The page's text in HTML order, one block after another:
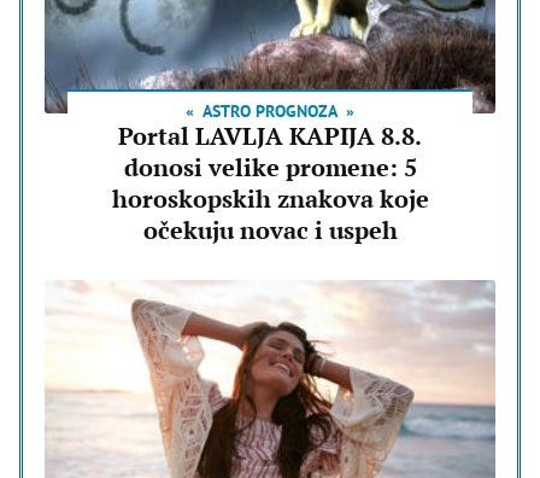
ASTRO PROGNOZA
Portal LAVLJA KAPIJA 8.8.
donosi velike promene: 5
horoskopskih znakova koje
očekuju novac i uspeh